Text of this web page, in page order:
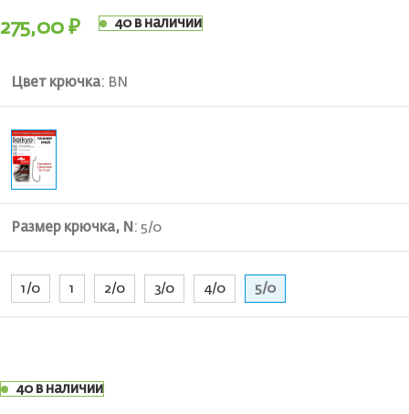
275,00 ₽ 40 в наличии
Цвет крючка: BN
Размер крючка, N : 5/0
1/0 1 2/0 3/0 4/0 5/0
40 в наличии